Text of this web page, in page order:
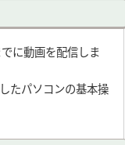
に動画を配信しま
たパソコンの基本操